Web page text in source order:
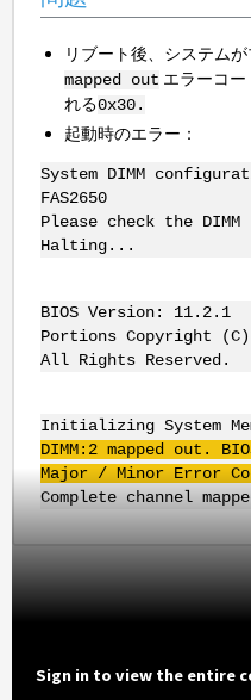
リブート後、システム
mapped out エラーコ
れる0x30.
起動時のエラー：
System DIMM
FAS2650
Please check the
Halting...
BIOS Version: 11.2.1
Portions Copyright
All Rights Reserved.
Initializing System
DIMM:2 mapped out.
Major / Minor Error
Complete channel
Sign in to view the entire